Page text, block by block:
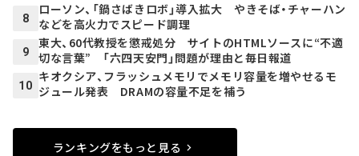
8
ローソン、「鍋さばきロボ」導入拡大 やきそば・チャーハン
などを高火力でスピード調理
9
東大、60代教授を懲戒処分 サイトのHTMLソースに“不適
切な言葉” 「六四天安門」問題が理由と毎日報道
10
キオクシア、フラッシュメモリでメモリ容量を増やせるモ
ジュール発表 DRAMの容量不足を補う
ランキングをもっと見る